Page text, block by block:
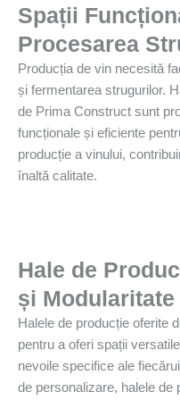
Spații
Procesarea
Producția de vin necesită
și fermentarea strugurilor.
de Prima Construct sunt
funcționale și eficiente
producție a vinului,
înaltă calitate.
Hale de
și Modularitate
Halele de producție oferite
pentru a oferi spații
nevoile specifice ale
de personalizare, halele de